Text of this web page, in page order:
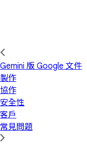
Gemini 版 Google 文件
製作
協作
安全性
客戶
常見問題